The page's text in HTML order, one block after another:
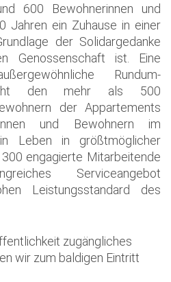
600 Bewohnerinnen und
Jahren ein Zuhause in einer
der Solidargedanke
Genossenschaft ist. Eine
Rundum-
den mehr als 500
der Appartements
und Bewohnern im
Leben in größtmöglicher
engagierte Mitarbeitende
Serviceangebot
Leistungsstandard des
zugängliches
wir zum baldigen Eintritt